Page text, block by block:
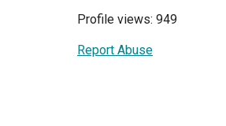
Profile views: 949
Report Abuse